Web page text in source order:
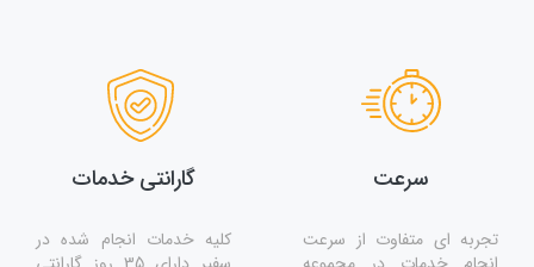
سرعت
تجربه ای متفاوت از سرعت
گارانتی خدمات
کلیه خدمات انجام شده در